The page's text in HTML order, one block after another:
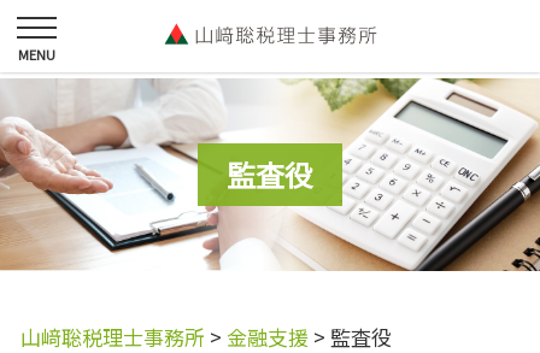
監査役
山﨑聡税理士事務所 > 金融支援 > 監査役